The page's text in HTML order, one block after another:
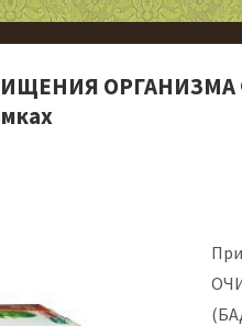
ОРГАНИЗМА